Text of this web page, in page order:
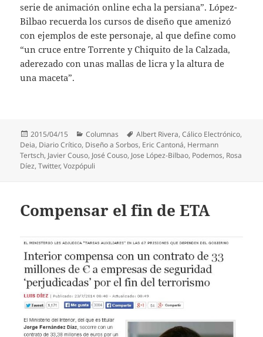
serie de animación online echa la persiana”. López-
Bilbao recuerda los cursos de diseño que amenizó
con ejemplos de este personaje, al que define como
“un cruce entre Torrente y Chiquito de la Calzada,
aderezado con unas mallas de licra y la altura de
una maceta”.
Publicado
el
2015/04/15 Categorías
Columnas Etiquetas
Albert Rivera,Cálico Electrónico,
Deia, Diario Crítico, Diseño a Sorbos, Eric Cantoná, Hermann
Tertsch, Javier Couso, José Couso, Jose López-Bilbao, Podemos, Rosa
Díez,Twitter,Vozpópuli
Compensar el fin de ETA